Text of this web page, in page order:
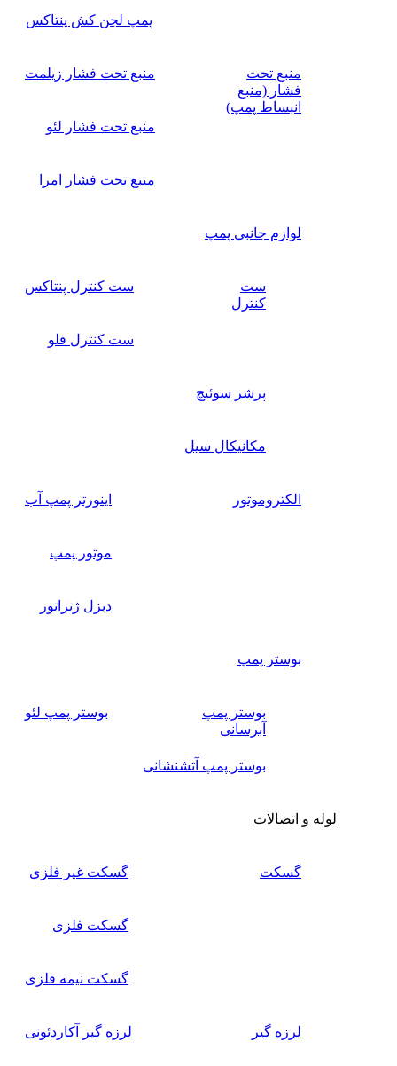
پمپ لجن کش پنتاکس
منبع تحت
فشار (منبع
انبساط پمپ)
منبع تحت فشار زیلمت
منبع تحت فشار لئو
منبع تحت فشار امرا
لوازم جانبی پمپ
ست
کنترل
ست کنترل پنتاکس
ست کنترل فلو
پرشر سوئیچ
مکانیکال سیل
الکتروموتور اینورتر پمپ آب
موتور پمپ
دیزل ژنراتور
بوستر پمپ
بوستر پمپ
آبرسانی
بوستر پمپ لئو
بوستر پمپ آتشنشانی
لوله و اتصالات
گسکت گسکت غیر فلزی
گسکت فلزی
گسکت نیمه فلزی
لرزه گیر لرزه گیر آکاردئونی